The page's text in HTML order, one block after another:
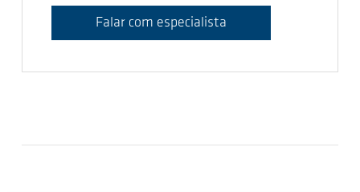
Falar com especialista